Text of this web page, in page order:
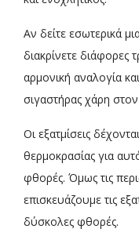
Αν δείτε εσωτερικά
διακρίνετε διάφορες
αρμονική αναλογία
σιγαστήρας χάρη
Οι εξατμίσεις
θερμοκρασίας για
φθορές. Όμως τις
επισκευάζουμε τις
δύσκολες φθορές.